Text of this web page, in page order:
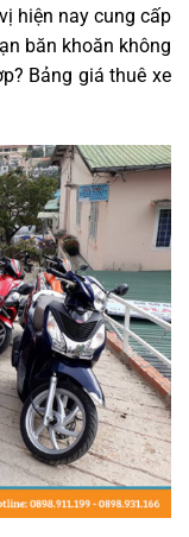
hiện nay cung cấp
băn khoăn không
Bảng giá thuê xe